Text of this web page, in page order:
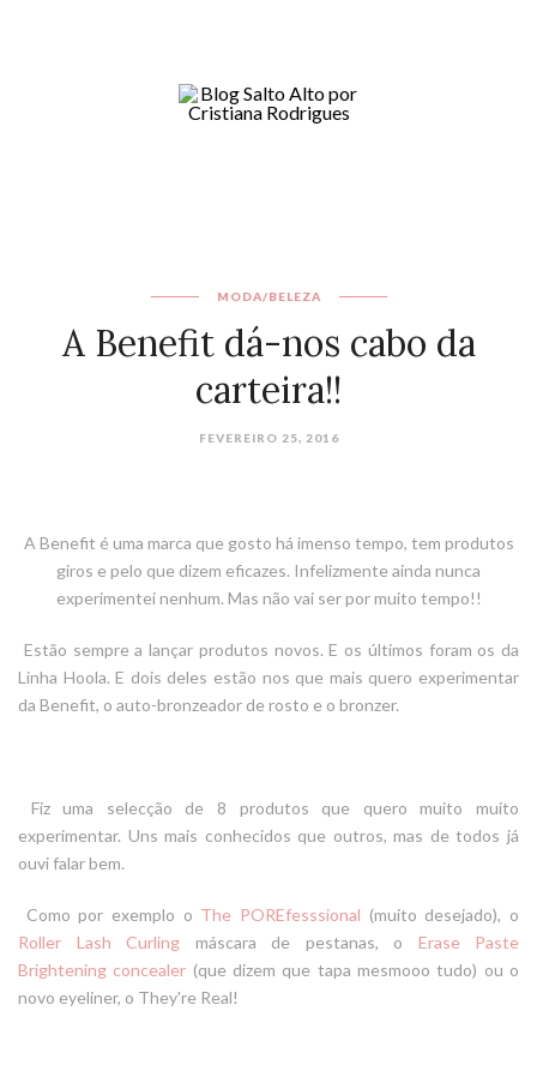
MODA/BELEZA
A Benefit dá-nos cabo da
carteira!!
FEVEREIRO 25, 2016
A Benefit é uma marca que gosto há imenso tempo, tem produtos
giros e pelo que dizem eficazes. Infelizmente ainda nunca
experimentei nenhum. Mas não vai ser por muito tempo!!
Estão sempre a lançar produtos novos. E os últimos foram os da
Linha Hoola. E dois deles estão nos que mais quero experimentar
da Benefit, o auto-bronzeador de rosto e o bronzer.
Fiz uma selecção de 8 produtos que quero muito muito
experimentar. Uns mais conhecidos que outros, mas de todos já
ouvi falar bem.
Como por exemplo o The POREfesssional (muito desejado), o
Roller Lash Curling máscara de pestanas, o Erase Paste
Brightening concealer (que dizem que tapa mesmooo tudo) ou o
novo eyeliner, o They're Real!